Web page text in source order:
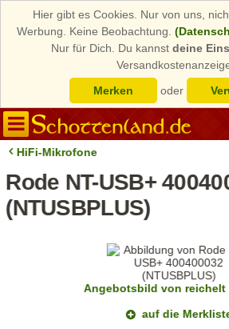
Hier gibt es Cookies. Nur von uns,
Werbung. Keine Beobachtung.
Nur für Dich. Du kannst deine
Merken
oder
HiFi-Mikrofone
Rode NT-USB+
(NTUSBPLUS)
Angebotsbild von reichelt
auf die